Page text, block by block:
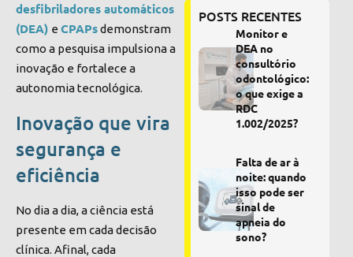
desfibriladores automáticos
(DEA) e CPAPsdemonstram
como a pesquisa impulsiona a
inovação e fortalece a
autonomia tecnológica.
Inovação que vira
segurança e
eficiência
No dia a dia, a ciência está
presente em cada decisão
clínica. Afinal, cada
POSTS RECENTES
Monitor e
DEA no
consultório
odontológico:
o que exige a
RDC
1.002/2025?
Falta de ar à
noite: quando
isso pode ser
sinal de
apneia do
sono?